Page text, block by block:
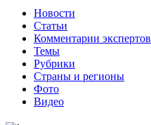
Новости
Статьи
Комментарии экспертов
Темы
Рубрики
Страны и регионы
Фото
Видео